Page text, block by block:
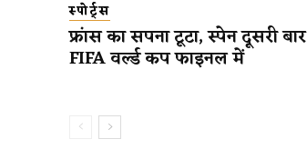
स्पोर्ट्स
फ्रांस का सपना टूटा, स्पेन दूसरी बार
FIFA वर्ल्ड कप फाइनल में